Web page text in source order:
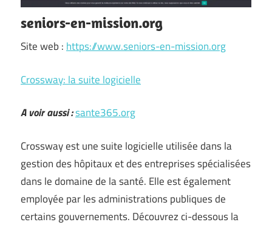
seniors-en-mission.org
Site web :https://www.seniors-en-mission.org
Crossway: la suite logicielle
A voir aussi :sante365.org
Crossway est une suite logicielle utilisée dans la
gestion des hôpitaux et des entreprises spécialisées
dans le domaine de la santé. Elle est également
employée par les administrations publiques de
certains gouvernements. Découvrez ci-dessous la